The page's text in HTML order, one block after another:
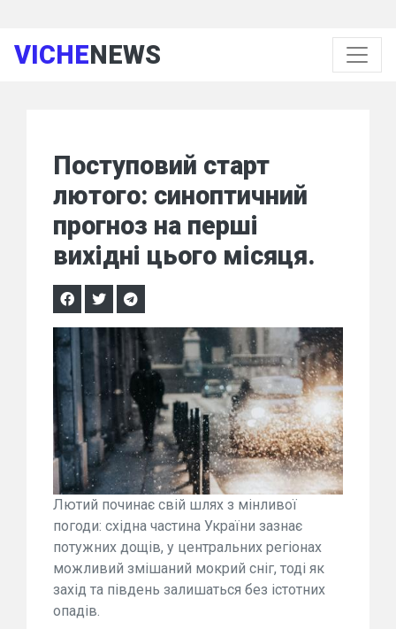
VICHENEWS
Поступовий старт
лютого: синоптичний
прогноз на перші
вихідні цього місяця.
Лютий починає свій шлях з мінливої
погоди: східна частина України зазнає
потужних дощів, у центральних регіонах
можливий змішаний мокрий сніг, тоді як
захід та південь залишаться без істотних
опадів.